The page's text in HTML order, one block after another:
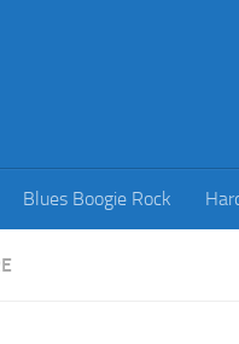
Blues Boogie Rock